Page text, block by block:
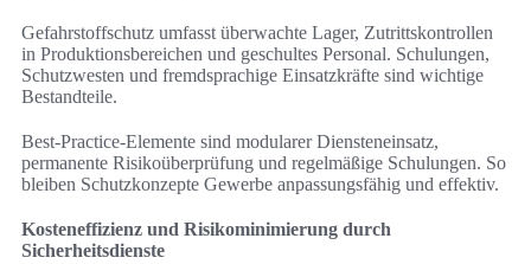
Gefahrstoffschutz umfasst überwachte Lager, Zutrittskontrollen
in Produktionsbereichen und geschultes Personal. Schulungen,
Schutzwesten und fremdsprachige Einsatzkräfte sind wichtige
Bestandteile.
Best-Practice-Elemente sind modularer Diensteneinsatz,
permanente Risikoüberprüfung und regelmäßige Schulungen. So
bleiben Schutzkonzepte Gewerbe anpassungsfähig und effektiv.
Kosteneffizienz und Risikominimierung durch
Sicherheitsdienste